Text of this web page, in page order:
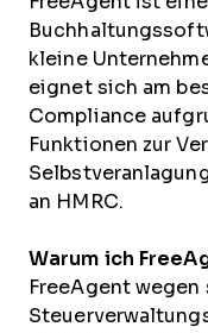
kleine
eignet sich am
Compliance
Funktionen zur
an HMRC.
Warum ich
FreeAgent